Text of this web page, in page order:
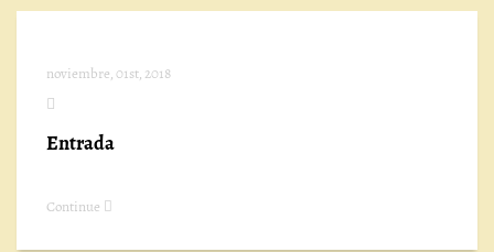
noviembre, 01st, 2018
Entrada
Continue